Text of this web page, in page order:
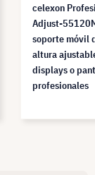
celexon
Adjust-
soporte móvil
altura
displays o
profesionales